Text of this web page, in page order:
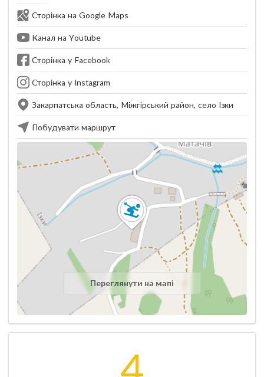
Сторінка на Google Maps
Канал на Youtube
Сторінка у Facebook
Сторінка у Instagram
Закарпатська область, Міжгірський район, село Ізки
Побудувати маршрут
Переглянути на мапі